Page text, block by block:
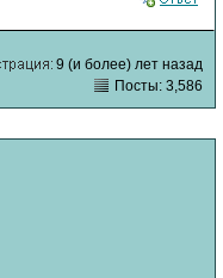
9 (и более) лет назад
Посты: 3,586